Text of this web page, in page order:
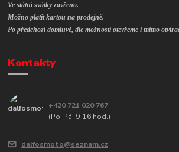
Ve státní svátky zavřeno.
Možno platit kartou na prodejně.
Po předchozí domluvě, dle možností otevřeme i mimo
Kontakty
+420 721 020 767
(Po-Pá, 9-16 hod.)
dalfosmoto@seznam.cz